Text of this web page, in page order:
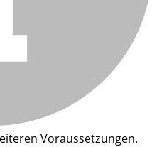
Voraussetzungen.